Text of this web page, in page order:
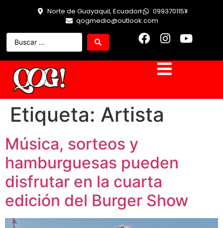
Norte de Guayaquil, Ecuador
0993701151
qogmedio@outlook.com
Etiqueta: Artista
Música, sorteos y
hamburguesas pueden
disfrutar en la cuarta
edición del Burger Show